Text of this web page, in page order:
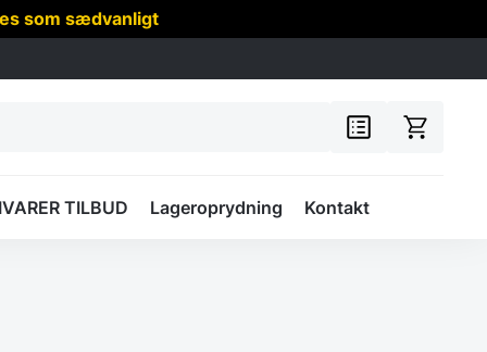
som sædvanligt
TILBUD Lageroprydning Kontakt